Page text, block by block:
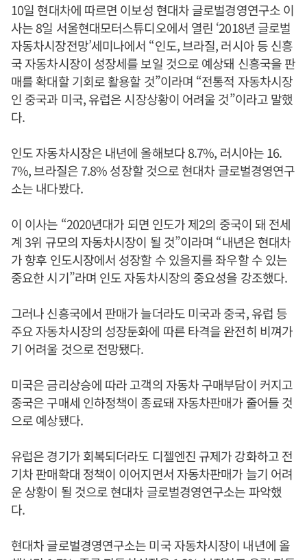
10일 현대차에 따르면 이보성 현대차 글로벌경영연구소 이
사는 8일 서울현대모터스튜디오에서 열린 ‘2018년 글로벌
자동차시장전망’세미나에서 “인도, 브라질, 러시아 등 신흥
국 자동차시장이 성장세를 보일 것으로 예상돼 신흥국을 판
매를 확대할 기회로 활용할 것”이라며 “전통적 자동차시장
인 중국과 미국, 유럽은 시장상황이 어려울 것”이라고 말했
다.
인도 자동차시장은 내년에 올해보다 8.7%, 러시아는 16.
7%, 브라질은 7.8% 성장할 것으로 현대차 글로벌경영연구
소는 내다봤다.
이 이사는 “2020년대가 되면 인도가 제2의 중국이 돼 전세
계 3위 규모의 자동차시장이 될 것”이라며 “내년은 현대차
가 향후 인도시장에서 성장할 수 있을지를 좌우할 수 있는
중요한 시기”라며 인도 자동차시장의 중요성을 강조했다.
그러나 신흥국에서 판매가 늘더라도 미국과 중국, 유럽 등
주요 자동차시장의 성장둔화에 따른 타격을 완전히 비껴가
기 어려울 것으로 전망됐다.
미국은 금리상승에 따라 고객의 자동차 구매부담이 커지고
중국은 구매세 인하정책이 종료돼 자동차판매가 줄어들 것
으로 예상됐다.
유럽은 경기가 회복되더라도 디젤엔진 규제가 강화하고 전
기차 판매확대 정책이 이어지면서 자동차판매가 늘기 어려
운 상황이 될 것으로 현대차 글로벌경영연구소는 파악했
다.
현대차 글로벌경영연구소는 미국 자동차시장이 내년에 올